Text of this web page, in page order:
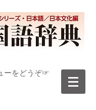
ーをどうぞ☞